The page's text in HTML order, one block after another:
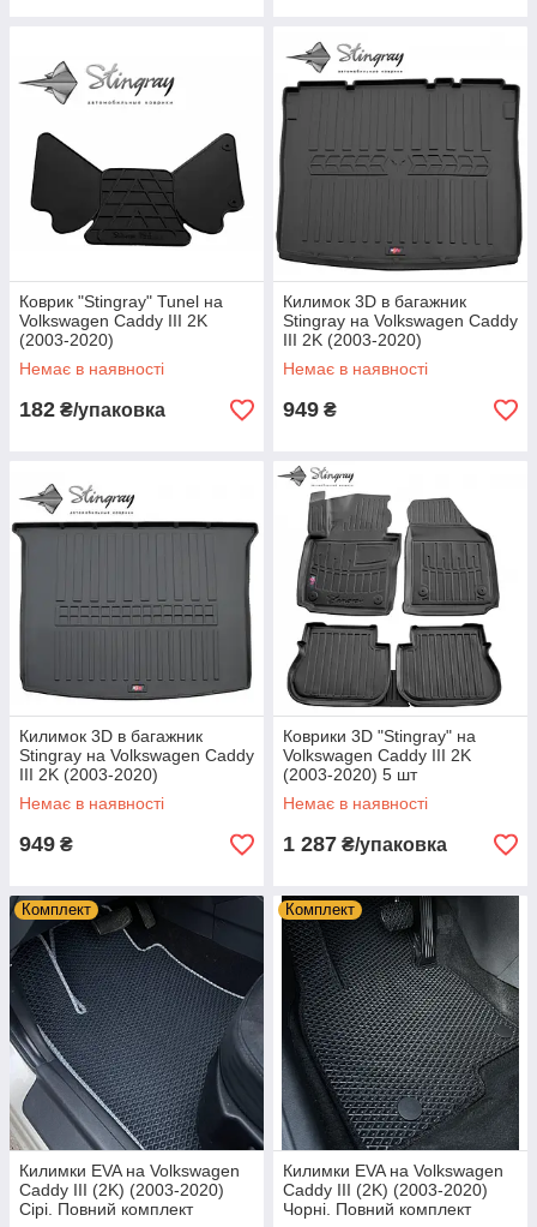
Коврик "Stingray" Tunel на
Volkswagen Caddy III 2K
(2003-2020)
Немає в наявності
182 ₴/упаковка
Килимок 3D в багажник
Stingray на Volkswagen Caddy
III 2K (2003-2020)
Немає в наявності
949 ₴
Килимок 3D в багажник
Stingray на Volkswagen Caddy
III 2K (2003-2020)
Немає в наявності
949 ₴
Коврики 3D "Stingray" на
Volkswagen Caddy III 2K
(2003-2020) 5 шт
Немає в наявності
1 287 ₴/упаковка
Комплект
Килимки EVA на Volkswagen
Caddy III (2K) (2003-2020)
Сірі. Повний комплект
Комплект
Килимки EVA на Volkswagen
Caddy III (2K) (2003-2020)
Чорні. Повний комплект